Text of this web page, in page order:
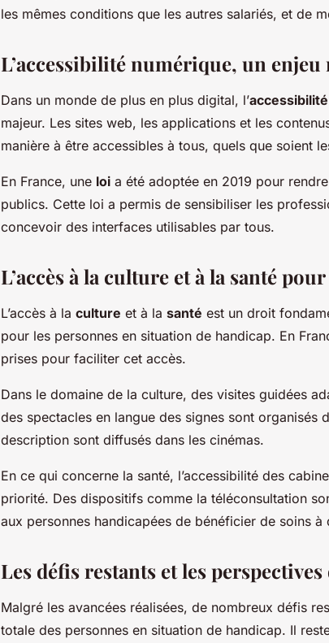
les mêmes conditions que les autres salariés, et de
L’accessibilité numérique, un enjeu
Dans un monde de plus en plus digital, l’
majeur. Les sites web, les applications et les
manière à être accessibles à tous, quels que soient
En France, une loi a été adoptée en 2019 pour
publics. Cette loi a permis de sensibiliser les
concevoir des interfaces utilisables par tous.
L’accès à la culture et à la santé
L’accès à la culture et à la santé est un droit
pour les personnes en situation de handicap. En
prises pour faciliter cet accès.
Dans le domaine de la culture, des visites guidées
des spectacles en langue des signes sont organisés
description sont diffusés dans les cinémas.
En ce qui concerne la santé, l’accessibilité des
priorité. Des dispositifs comme la téléconsultation
aux personnes handicapées de bénéficier de soins à
Les défis restants et les perspectives
Malgré les avancées réalisées, de nombreux défis
totale des personnes en situation de handicap. Il